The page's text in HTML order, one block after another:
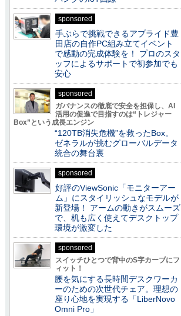
sponsored
手ぶらで挑戦できるアプライド豊
田店の自作PC組み立てイベント
で感動の完成体験を！ プロのスタ
ッフによるサポートで初参加でも
安心
sponsored
ガバナンスの徹底で安全を担保し、AI
活用の促進で目指すのは“トレジャー
Box”という成長エンジン
“120TB消失危機”を救ったBox。
ゼネラルが挑むグローバルデータ
統合の舞台裏
sponsored
好評のViewSonic「モニターアー
ム」にスタイリッシュなモデルが
新登場！ アームの動きがスムーズ
で、机も広く使えてデスクトップ
環境が激変した
sponsored
スイッチひとつで背中のS字カーブにフ
ィット！
腰を気にする長時間デスクワーカ
ーのための次世代チェア。理想の
座り心地を実現する「LiberNovo
Omni Pro」